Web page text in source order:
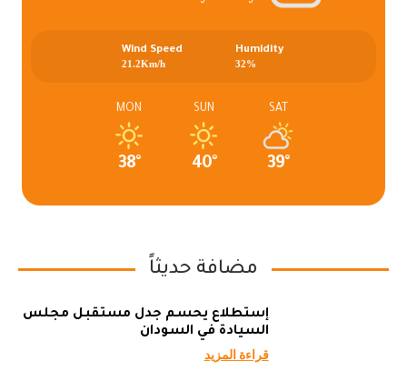
Humidity
32%
Wind Speed
21.2Km/h
SAT
39°
SUN
40°
MON
38°
مضافة حديثاً
إستطلاع يحسم جدل مستقبل مجلس
السيادة في السودان
قراءة المزيد